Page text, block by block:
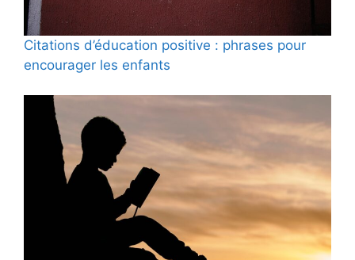
Citations d’éducation positive : phrases pour
encourager les enfants